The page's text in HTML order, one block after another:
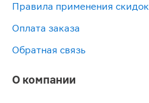
Правила применения скидок
Оплата заказа
Обратная связь
О компании